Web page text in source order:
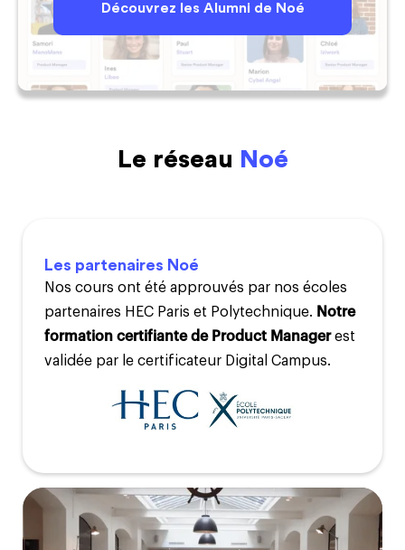
Découvrez les Alumni de Noé
Le réseau Noé
Les partenaires Noé
Nos cours ont été approuvés par nos écoles
partenaires HEC Paris et Polytechnique. Notre
formation certifiante de Product Managerest
validée par le certificateur Digital Campus.